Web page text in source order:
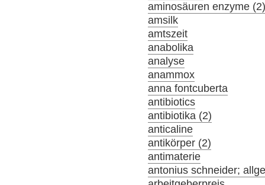
aminosäuren enzyme
amsilk
amtszeit
anabolika
analyse
anammox
anna fontcuberta
antibiotics
antibiotika (2)
anticaline
antikörper (2)
antimaterie
antonius schneider;